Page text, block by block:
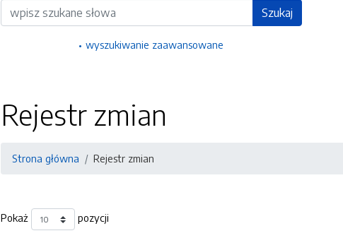
Wyszukiwarka Szukaj
wyszukiwanie zaawansowane
Rejestr zmian
Strona główna Rejestr zmian
Pokaż pozycji